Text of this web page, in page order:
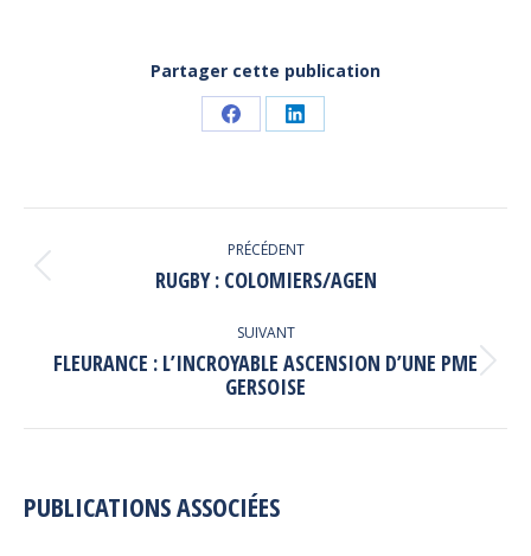
Partager cette publication
Partager
Facebook
Partager
LinkedIn
ARTICLE
PRÉCÉDENT
Article
:
RUGBY : COLOMIERS/AGEN
SUIVANT
Article
suivant
:
FLEURANCE : L’INCROYABLE ASCENSION D’UNE PME
GERSOISE
PUBLICATIONS ASSOCIÉES